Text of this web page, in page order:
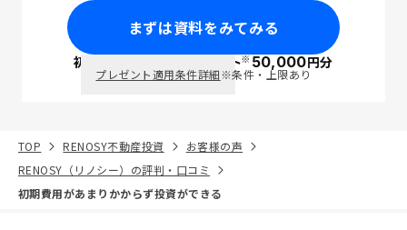
まずは資料をみてみる
初回面談で ポイント※50,000円分
プレゼント適用条件詳細※条件・上限あり
TOP RENOSY不動産投資
お客様の声
RENOSY（リノシー）の評判・口コミ
初期費用があまりかからず投資ができる